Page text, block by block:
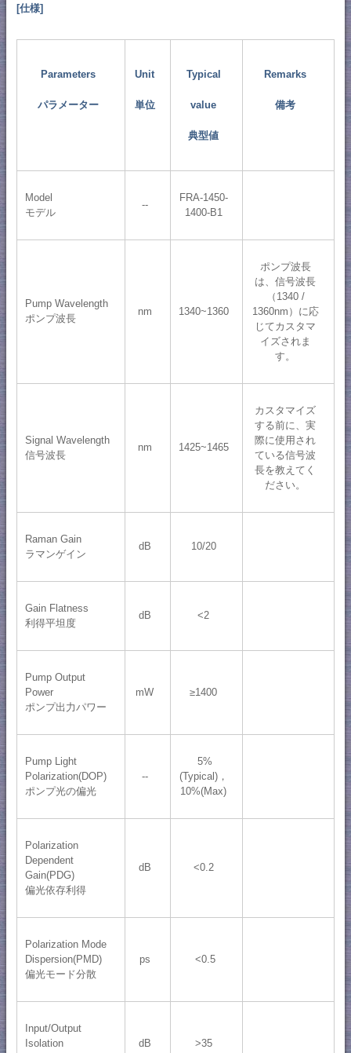
[仕様]
Parameters
パラメーター
Unit
単位
Typical
value
典型値
Remarks
備考
Model
モデル
--
FRA-1450-
1400-B1
Pump Wavelength
ポンプ波長
nm 1340~1360
ポンプ波長
は、信号波長
（1340 /
1360nm）に応
じてカスタマ
イズされま
す。
Signal Wavelength
信号波長
nm 1425~1465
カスタマイズ
する前に、実
際に使用され
ている信号波
長を教えてく
ださい。
Raman Gain
ラマンゲイン
dB 10/20
Gain Flatness
利得平坦度
dB <2
Pump Output
Power
ポンプ出力パワー
mW ≥1400
Pump Light
Polarization(DOP)
ポンプ光の偏光
--
5%
(Typical)，
10%(Max)
Polarization
Dependent
Gain(PDG)
偏光依存利得
dB <0.2
Polarization Mode
Dispersion(PMD)
偏光モード分散
ps <0.5
Input/Output
Isolation
dB >35